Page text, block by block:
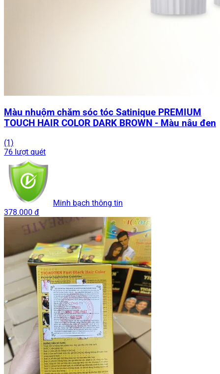
Màu nhuộm chăm sóc tóc Satinique PREMIUM
TOUCH HAIR COLOR DARK BROWN - Màu nâu đen
(1)
76 lượt quét
Minh bạch thông tin
378.000 đ